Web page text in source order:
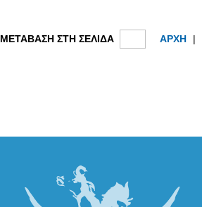
ΜΕΤΑΒΑΣΗ ΣΤΗ ΣΕΛΙΔΑ ΑΡΧΗ |